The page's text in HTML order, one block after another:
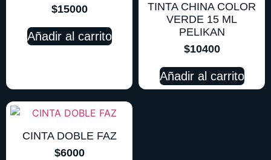
$15000
Añadir al carrito
TINTA CHINA COLOR
VERDE 15 ML
PELIKAN
$10400
Añadir al carrito
CINTA DOBLE FAZ
$6000